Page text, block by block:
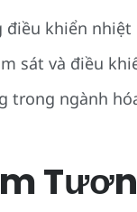
điều khiển
sát và điều
trong ngành